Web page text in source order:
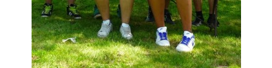
KONTAKTY